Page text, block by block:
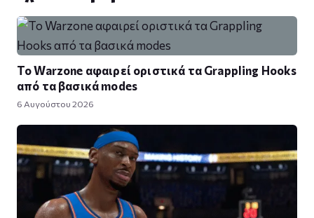
Το Warzone αφαιρεί οριστικά τα Grappling Hooks
από τα βασικά modes
6 Αυγούστου 2026